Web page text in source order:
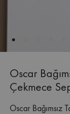
Oscar
Çekmece
Oscar Bağımsız